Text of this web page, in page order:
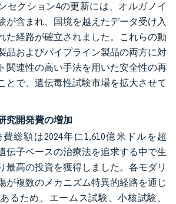
セクション4の更新には、オルガノイ
が含まれ、国境を越えたデータ受け入
た経路が確立されました。これらの動
品およびパイプライン製品の両方に対
関連性の高い手法を用いた安全性の再
とで、遺伝毒性試験市場を拡大させて
究開発費の増加
総額は2024年に1,610億米ドルを超
伝子ベースの治療法を追求する中で生
最高の投資を獲得しました。各モダリ
が複数のメカニズム特異的経路を通じ
るため、エームス試験、小核試験、